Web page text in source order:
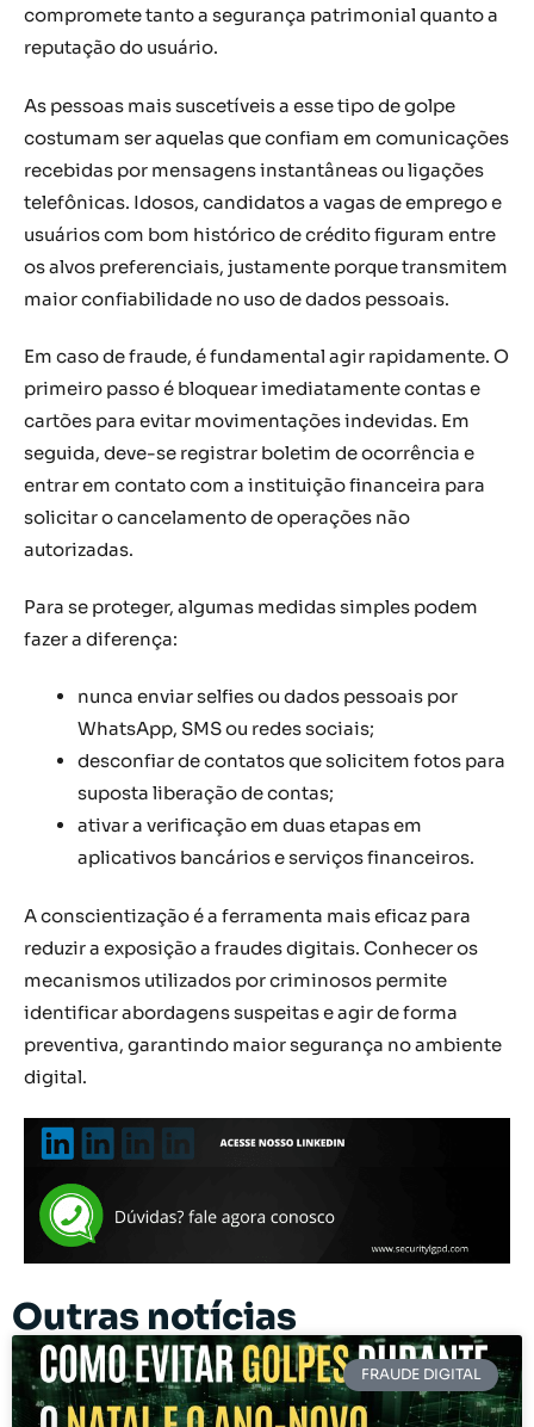
compromete tanto a segurança patrimonial quanto a
reputação do usuário.
As pessoas mais suscetíveis a esse tipo de golpe
costumam ser aquelas que confiam em comunicações
recebidas por mensagens instantâneas ou ligações
telefônicas. Idosos, candidatos a vagas de emprego e
usuários com bom histórico de crédito figuram entre
os alvos preferenciais, justamente porque transmitem
maior confiabilidade no uso de dados pessoais.
Em caso de fraude, é fundamental agir rapidamente. O
primeiro passo é bloquear imediatamente contas e
cartões para evitar movimentações indevidas. Em
seguida, deve-se registrar boletim de ocorrência e
entrar em contato com a instituição financeira para
solicitar o cancelamento de operações não
autorizadas.
Para se proteger, algumas medidas simples podem
fazer a diferença:
nunca enviar selfies ou dados pessoais por
WhatsApp, SMS ou redes sociais;
desconfiar de contatos que solicitem fotos para
suposta liberação de contas;
ativar a verificação em duas etapas em
aplicativos bancários e serviços financeiros.
A conscientização é a ferramenta mais eficaz para
reduzir a exposição a fraudes digitais. Conhecer os
mecanismos utilizados por criminosos permite
identificar abordagens suspeitas e agir de forma
preventiva, garantindo maior segurança no ambiente
digital.
Outras notícias
FRAUDE DIGITAL